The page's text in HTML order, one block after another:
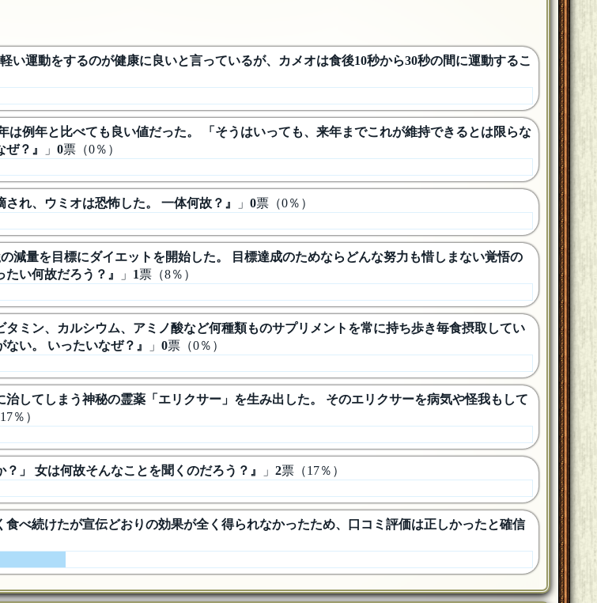
い運動をするのが健康に良いと言っているが、カメオは食後10秒から30秒の間に運動するこ
例年と比べても良い値だった。 「そうはいっても、来年までこれが維持できるとは限らな
？』
」 0票（0％）
れ、ウミオは恐怖した。 一体何故？』 」 0票（0％）
減量を目標にダイエットを開始した。 目標達成のためならどんな努力も惜しまない覚悟の
い何故だろう？』
」 1票（8％）
ミン、カルシウム、アミノ酸など何種類ものサプリメントを常に持ち歩き毎食摂取してい
い。 いったいなぜ？』
」 0票（0％）
してしまう神秘の霊薬「エリクサー」を生み出した。 そのエリクサーを病気や怪我もして
％）
」 女は何故そんなことを聞くのだろう？』 」 2票（17％）
べ続けたが宣伝どおりの効果が全く得られなかったため、口コミ評価は正しかったと確信